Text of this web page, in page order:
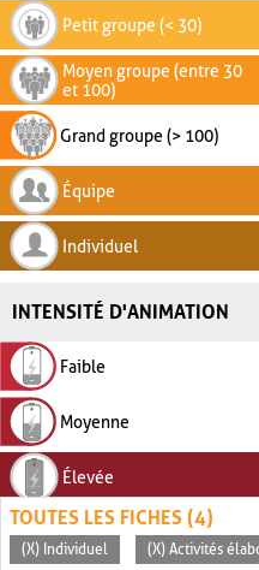
Petit groupe (< 30)
Moyen groupe (entre 30
et 100)
Grand groupe (> 100)
Équipe
Individuel
INTENSITÉ D'ANIMATION
Faible
Moyenne
Élevée
TOUTES LES FICHES (4)
(X) Individuel (X) Activités